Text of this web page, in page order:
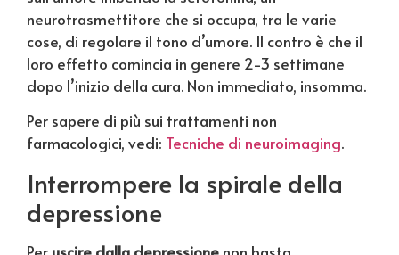
neurotrasmettitore che si occupa, tra le varie
cose, di regolare il tono d’umore. Il contro è che il
loro effetto comincia in genere 2-3 settimane
dopo l’inizio della cura. Non immediato, insomma.
Per sapere di più sui trattamenti non
farmacologici, vedi: Tecniche di neuroimaging.
Interrompere la spirale della
depressione